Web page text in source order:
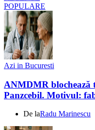
POPULARE
Azi in Bucuresti
ANMDMR blochează
Panzcebil. Motivul:
De laRadu Marinescu